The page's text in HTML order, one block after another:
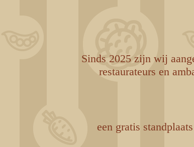
Sinds 2025 zijn wij
restaurateurs en
een gratis